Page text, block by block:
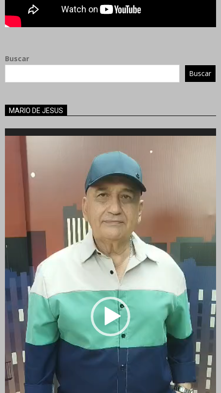
Buscar
Buscar
MARIO DE JESUS
Reproductor